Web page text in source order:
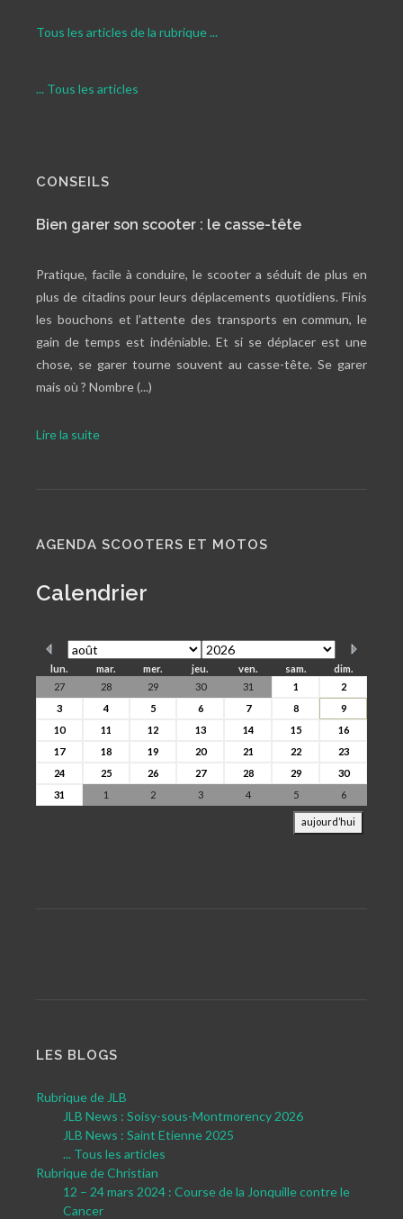
Tous les articles de la rubrique ...
... Tous les articles
CONSEILS
Bien garer son scooter : le casse-tête
Pratique, facile à conduire, le scooter a séduit de plus en
plus de citadins pour leurs déplacements quotidiens. Finis
les bouchons et l’attente des transports en commun, le
gain de temps est indéniable. Et si se déplacer est une
chose, se garer tourne souvent au casse-tête. Se garer
mais où ? Nombre (...)
Lire la suite
AGENDA SCOOTERS ET MOTOS
Calendrier
lun. mar. mer. jeu. ven. sam.
dim.
27
28 29 30 31 1
2
3
4 5 6 7 8
9
10
11 12 13 14 15
16
17
18 19 20 21 22
23
24
25 26 27 28 29
30
31
1 2 3 4 5 6
aujourd’hui
LES BLOGS
Rubrique de JLB
JLB News : Soisy-sous-Montmorency 2026
JLB News : Saint Etienne 2025
... Tous les articles
Rubrique de Christian
12 – 24 mars 2024 : Course de la Jonquille contre le
Cancer